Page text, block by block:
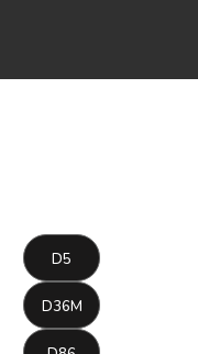
D5
D36M